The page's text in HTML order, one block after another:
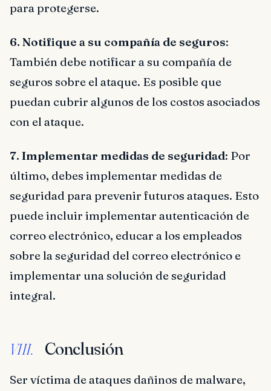
para protegerse.
6. Notifique a su compañía de seguros:
También debe notificar a su compañía de
seguros sobre el ataque. Es posible que
puedan cubrir algunos de los costos asociados
con el ataque.
7. Implementar medidas de seguridad: Por
último, debes implementar medidas de
seguridad para prevenir futuros ataques. Esto
puede incluir implementar autenticación de
correo electrónico, educar a los empleados
sobre la seguridad del correo electrónico e
implementar una solución de seguridad
integral.
VIII. Conclusión
Ser víctima de ataques dañinos de malware,